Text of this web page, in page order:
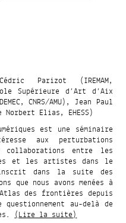
Parizot (IREMAM,
Supérieure d’Art d’Aix
CNRS/AMU), Jean Paul
Norbert Elias, EHESS)
est une séminaire
aux perturbations
collaborations entre les
et les artistes dans le
dans la suite des
que nous avons menées à
des frontières depuis
au-delà de
(Lire la suite)